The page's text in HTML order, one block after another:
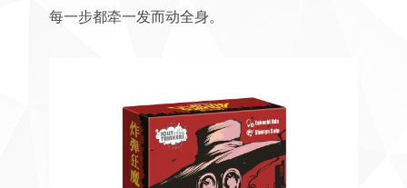
每一步都牵一发而动全身。